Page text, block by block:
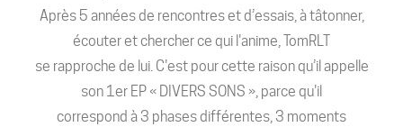
Après 5 années de rencontres et d’essais, à tâtonner,
écouter et chercher ce qui l'anime, TomRLT
se rapproche de lui. C'est pour cette raison qu’il appelle
son 1er EP « DIVERS SONS », parce qu'il
correspond à 3 phases différentes, 3 moments